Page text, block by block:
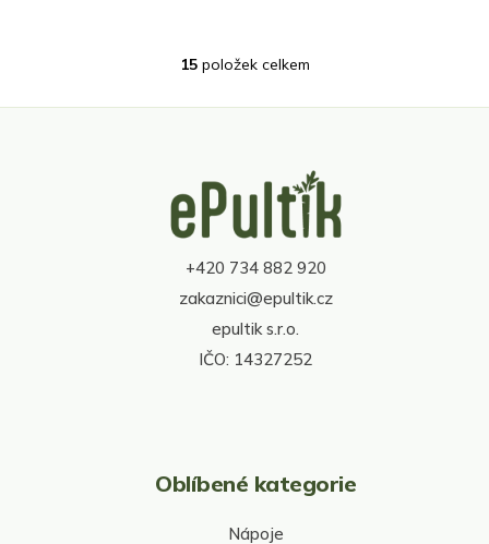
O
l
c
p
r
v
k
y
v
ý
15položek celkem
+420 734 882 920
zakaznici@epultik.cz
epultik s.r.o.
IČO: 14327252
Oblíbené kategorie
Nápoje